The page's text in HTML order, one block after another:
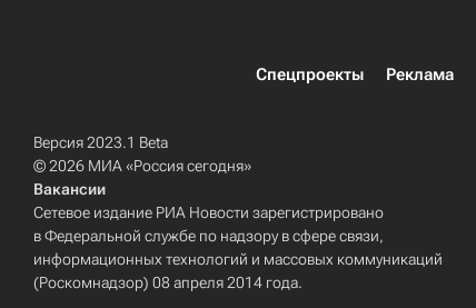
Спецпроекты
Реклама
Версия 2023.1 Beta
© 2026 МИА «Россия сегодня»
Вакансии
Сетевое издание РИА Новости зарегистрировано
в Федеральной службе по надзору в сфере связи,
информационных технологий и массовых коммуникаций
(Роскомнадзор) 08 апреля 2014 года.